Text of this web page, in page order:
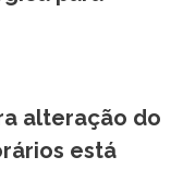
alteração do
está